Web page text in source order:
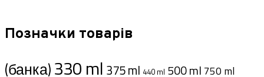
Позначки товарів
(банка)330 ml 375 ml 440 ml 500 ml 750 ml